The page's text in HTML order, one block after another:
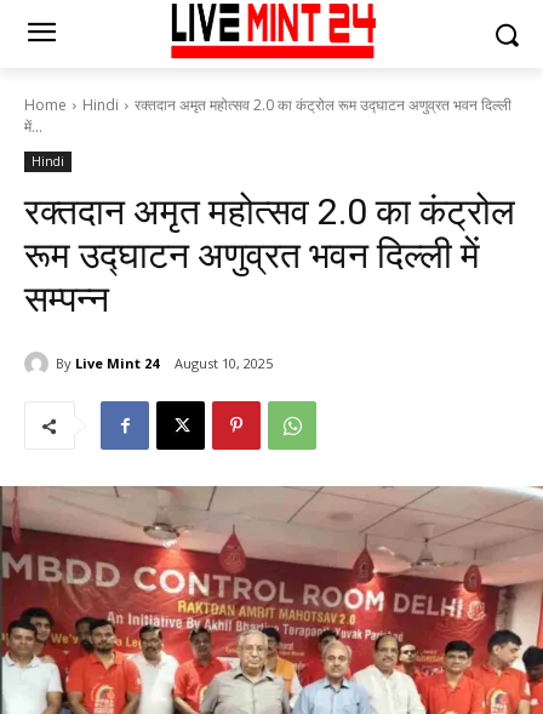
Home Hindi
रक्तदान अमृत महोत्सव 2.0 का कंट्रोल रूम उद्घाटन अणुव्रत भवन दिल्ली
में...
Hindi
रक्तदान अमृत महोत्सव 2.0 का कंट्रोल
रूम उद्घाटन अणुव्रत भवन दिल्ली में
सम्पन्न
By Live Mint 24 August 10, 2025